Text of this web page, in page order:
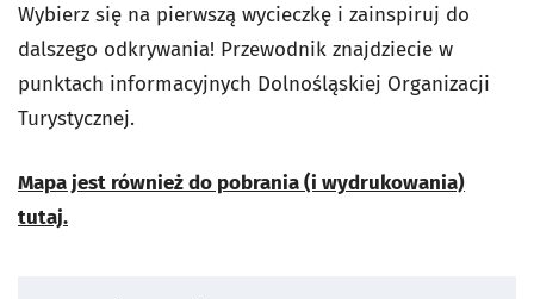
Wybierz się na pierwszą wycieczkę i zainspiruj do
dalszego odkrywania! Przewodnik znajdziecie w
punktach informacyjnych Dolnośląskiej Organizacji
Turystycznej.
Mapa jest również do pobrania (i wydrukowania)
tutaj.